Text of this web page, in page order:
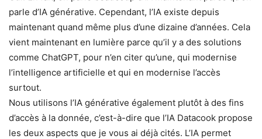
parle d’IA générative. Cependant, l’IA existe depuis
maintenant quand même plus d’une dizaine d’années. Cela
vient maintenant en lumière parce qu’il y a des solutions
comme ChatGPT, pour n’en citer qu’une, qui modernise
l’intelligence artificielle et qui en modernise l’accès
surtout.
Nous utilisons l’IA générative également plutôt à des fins
d’accès à la donnée, c’est-à-dire que l’IA Datacook propose
les deux aspects que je vous ai déjà cités. L’IA permet